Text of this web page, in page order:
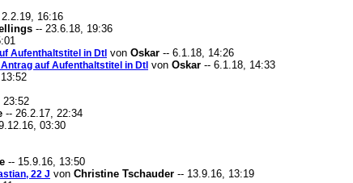
16:16
-- 23.6.18, 19:36
Aufenthaltstitel in Dtl von Oskar -- 6.1.18, 14:26
auf Aufenthaltstitel in Dtl von Oskar -- 6.1.18, 14:33
23:52
-- 26.2.17, 22:34
03:30
-- 15.9.16, 13:50
22 J von Christine Tschauder -- 13.9.16, 13:19